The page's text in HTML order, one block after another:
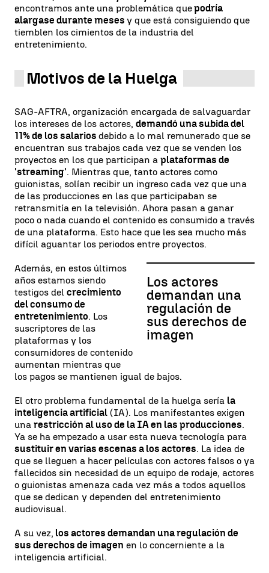
encontramos ante una problemática quepodría
alargase durante meses y que está consiguiendo que
tiemblen los cimientos de la industria del
entretenimiento.
Motivos de la Huelga
SAG-AFTRA, organización encargada de salvaguardar
los intereses de los actores, demandó una subida del
11% de los salarios debido a lo mal remunerado que se
encuentran sus trabajos cada vez que se venden los
proyectos en los que participan a plataformas de
'streaming'. Mientras que, tanto actores como
guionistas, solían recibir un ingreso cada vez que una
de las producciones en las que participaban se
retransmitía en la televisión. Ahora pasan a ganar
poco o nada cuando el contenido es consumido a través
de una plataforma. Esto hace que les sea mucho más
difícil aguantar los periodos entre proyectos.
Los actores
demandan una
regulación de
sus derechos de
imagen
Además, en estos últimos
años estamos siendo
testigos del crecimiento
del consumo de
entretenimiento. Los
suscriptores de las
plataformas y los
consumidores de contenido
aumentan mientras que
los pagos se mantienen igual de bajos.
El otro problema fundamental de la huelga sería la
inteligencia artificial (IA). Los manifestantes exigen
una restricción al uso de la IA en las producciones.
Ya se ha empezado a usar esta nueva tecnología para
sustituir en varias escenas a los actores. La idea de
que se lleguen a hacer películas con actores falsos o ya
fallecidos sin necesidad de un equipo de rodaje, actores
o guionistas amenaza cada vez más a todos aquellos
que se dedican y dependen del entretenimiento
audiovisual.
A su vez, los actores demandan una regulación de
sus derechos de imagen en lo concerniente a la
inteligencia artificial.